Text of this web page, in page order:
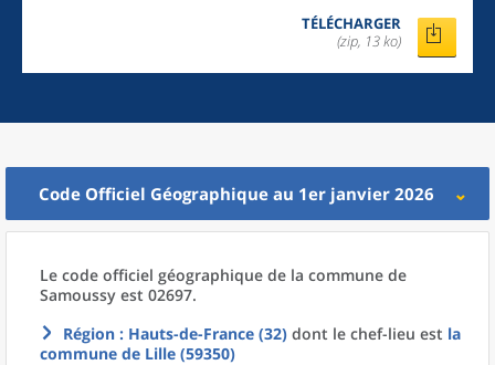
TÉLÉCHARGER
(zip, 13 ko)
Code Officiel Géographique au 1er janvier 2026
Le code officiel géographique de la commune de
Samoussy est 02697.
Région : Hauts-de-France (32) dont le chef-lieu est la
commune de Lille (59350)